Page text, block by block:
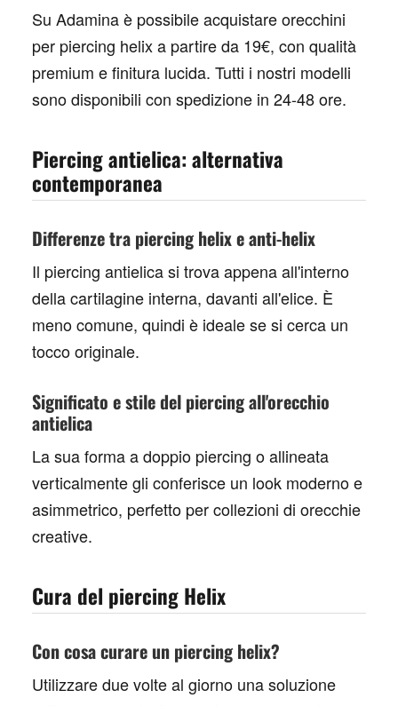
Su Adamina è possibileacquistare orecchini
per piercing helixa partire da 19€, con qualità
premium e finitura lucida. Tutti i nostri modelli
sono disponibili con spedizione in 24-48 ore.
Piercing antielica: alternativa
contemporanea
Differenze tra piercing helix e anti-helix
Il piercing antielicasi trova appena all'interno
della cartilagine interna, davanti all'elice. È
meno comune, quindi è ideale se si cerca un
tocco originale.
Significato e stile del piercing all'orecchio
antielica
La sua forma a doppio piercing o allineata
verticalmente gli conferisce un look moderno e
asimmetrico, perfetto per collezioni di orecchie
creative.
Cura del piercing Helix
Con cosa curare un piercing helix?
Utilizzare due volte al giorno una soluzione